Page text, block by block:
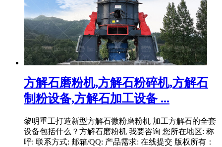
方解石磨粉机,方解石粉碎机,方解石
制粉设备,方解石加工设备 ...
黎明重工打造新型方解石微粉磨粉机 加工方解石的全套
设备包括什么？方解石磨粉机 我要咨询 您所在地区: 称
呼: 联系方式: 邮箱/QQ: 产品需求: 在线提交 版权所有：